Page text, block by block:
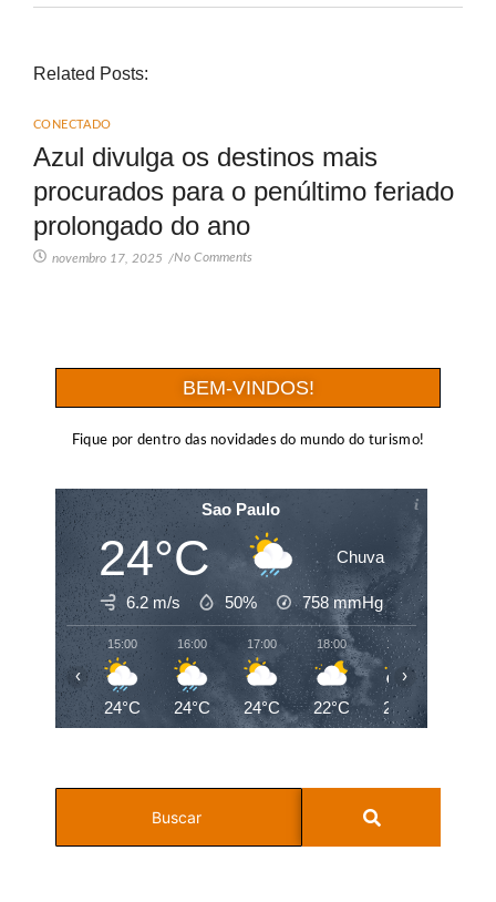
Related Posts:
CONECTADO
Azul divulga os destinos mais
procurados para o penúltimo feriado
prolongado do ano
novembro 17, 2025 /No Comments
BEM-VINDOS!
Fique por dentro das novidades do mundo do turismo!
Sao Paulo
24°C Chuva
6.2 m/s 50% 758mmHg
15:00
24°C
16:00
24°C
17:00
24°C
18:00
22°C
19:00
21°C
‹ ›